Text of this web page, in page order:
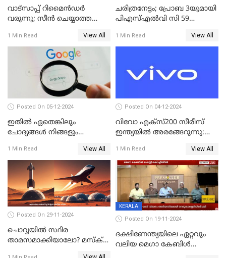
വാട്സാപ്പ് റിമൈൻഡർ
വരുന്നു; സീൻ ചെയ്യാത്ത
ഓർമിപ്പിക്കും ഈ
പുതുപുത്തൻ ഫീച്ചർ
1 Min Read View All
ചരിത്രനേട്ടം; പ്രോബ 3യുമായി
പിഎസ്എല്‍വി സി 59
വിജയം
1 Min Read View All
Posted On 05-12-2024
ഇതിൽ ഏതെങ്കിലും
ചോദ്യങ്ങൾ നിങ്ങളും
ഗൂഗിളിൽ ഏറ്റവുമധികം
ആളുകൾ ചോദിച്ച
ചോദ്യങ്ങൾ
1 Min Read View All
Posted On 04-12-2024
വിവോ എക്‌സ്200 സീരീസ്
ഇന്ത്യയിൽ അരങ്ങേറുന്നു:
ഫീച്ചറുകളും
1 Min Read View All
Posted On 29-11-2024
ചൊവ്വയിൽ സ്ഥിര
താമസമാക്കിയാലോ? മസ്ക്
KERALA
Posted On 19-11-2024
ദക്ഷിണേന്ത്യയിലെ ഏറ്റവും
വലിയ മെഗാ കേബിള്‍